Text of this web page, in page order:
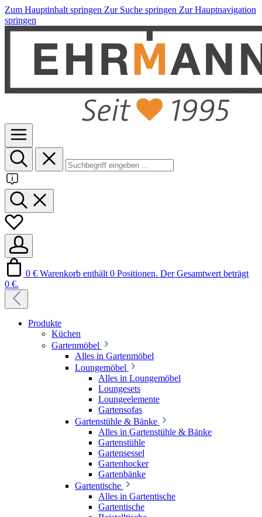
Zum Hauptinhalt springen Zur Suche springen Zur Hauptnavigation
springen
0 € Warenkorb enthält 0 Positionen. Der Gesamtwert beträgt
0 €.
Produkte
Küchen
Gartenmöbel
Alles in Gartenmöbel
Loungemöbel
Alles in Loungemöbel
Loungesets
Loungeelemente
Gartensofas
Gartenstühle & Bänke
Alles in Gartenstühle & Bänke
Gartenstühle
Gartensessel
Gartenhocker
Gartenbänke
Gartentische
Alles in Gartentische
Gartentische